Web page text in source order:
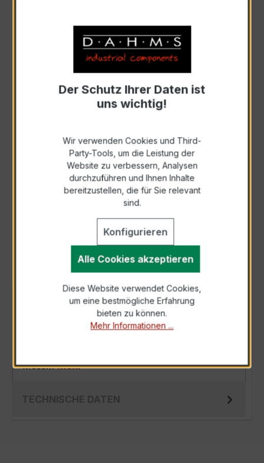
Auswahl zurücksetzen
Zur Sammelanfrage hinzufügen
Anfrage telefonisch
Als PDF exportieren
BESCHREIBUNG
Der Hochfrequenz Kabelumbau-Stromwandler
Mess…Mehr
TECHNISCHE DATEN
Der Schutz Ihrer Daten ist
uns wichtig!
Wir verwenden Cookies und Third-
Party-Tools, um die Leistung der
Website zu verbessern, Analysen
durchzuführen und Ihnen Inhalte
bereitzustellen, die für Sie relevant
sind.
Konfigurieren
Alle Cookies akzeptieren
Diese Website verwendet Cookies,
um eine bestmögliche Erfahrung
bieten zu können.
Mehr Informationen ...